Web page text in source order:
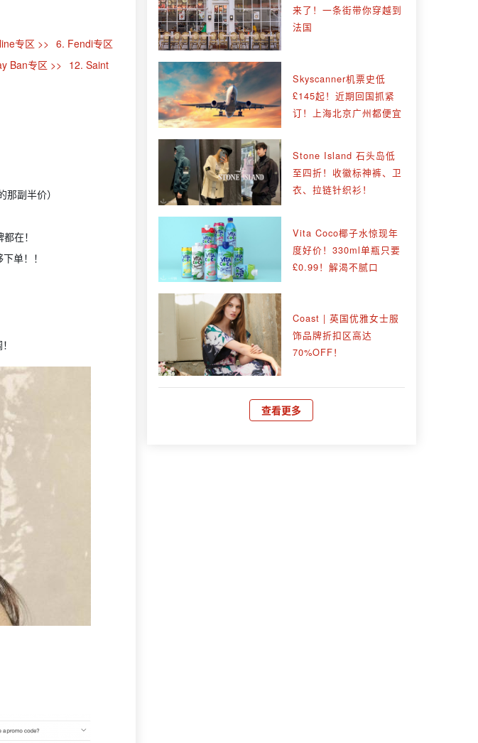
专区 >> 6. Fendi专区
Ban专区 >> 12. Saint
副半价）
在！
单！！
来了！一条街带你穿越到
法国
Skyscanner机票史低
£145起！近期回国抓紧
订！上海北京广州都便宜
Stone Island 石头岛低
至四折！收徽标神裤、卫
衣、拉链针织衫！
Vita Coco椰子水惊现年
度好价！330ml单瓶只要
£0.99！解渴不腻口
Coast | 英国优雅女士服
饰品牌折扣区高达
70%OFF！
查看更多